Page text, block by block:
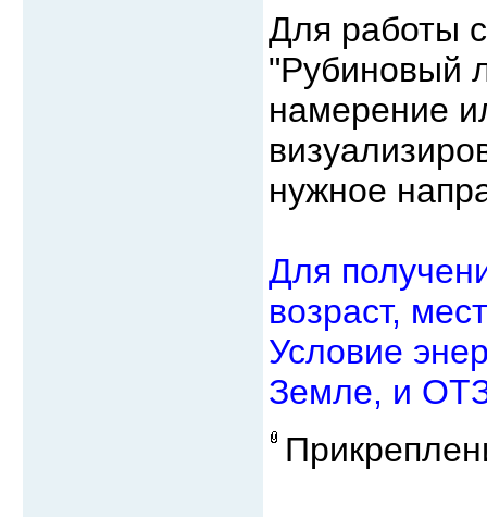
Для работы
"Рубиновый
намерение
нужное
Для
возраст,
Условие
Земле, и